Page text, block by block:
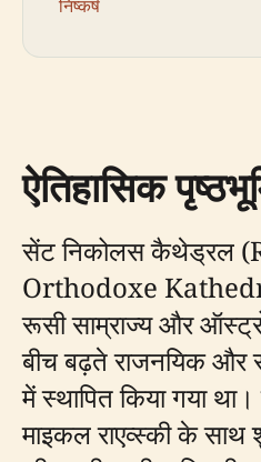
निष्कर्ष
ऐतिहासिक
सेंट निकोलस कैथेड्रल
Orthodoxe
रूसी साम्राज्य और
बीच बढ़ते राजनयिक और
में स्थापित किया गया
माइकल राएव्स्की के साथ